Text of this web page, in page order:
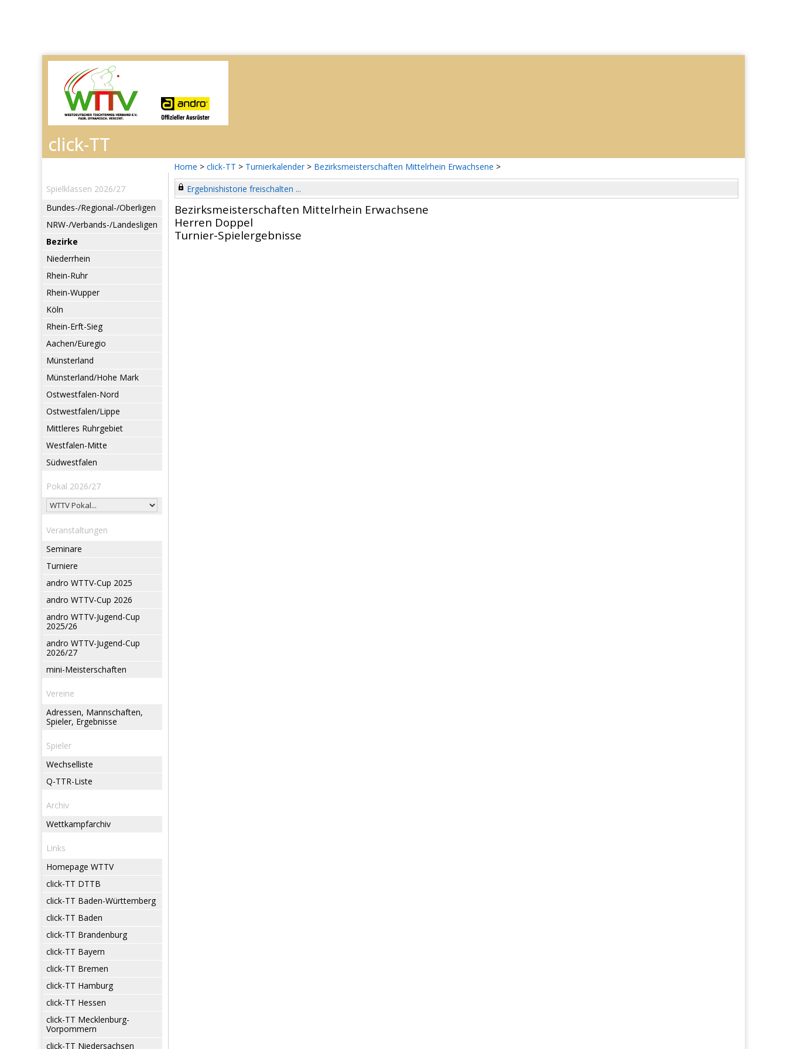
Home > click-TT > Turnierkalender > Bezirksmeisterschaften Mittelrhein Erwachsene >
Spielklassen 2026/27
Bundes-/Regional-/Oberligen
NRW-/Verbands-/Landesligen
Bezirke
Niederrhein
Rhein-Ruhr
Rhein-Wupper
Köln
Rhein-Erft-Sieg
Aachen/Euregio
Münsterland
Münsterland/Hohe Mark
Ostwestfalen-Nord
Ostwestfalen/Lippe
Mittleres Ruhrgebiet
Westfalen-Mitte
Südwestfalen
Pokal 2026/27
Veranstaltungen
Seminare
Turniere
andro WTTV-Cup 2025
andro WTTV-Cup 2026
andro WTTV-Jugend-Cup
2025/26
andro WTTV-Jugend-Cup
2026/27
mini-Meisterschaften
Vereine
Adressen, Mannschaften,
Spieler, Ergebnisse
Spieler
Wechselliste
Q-TTR-Liste
Archiv
Wettkampfarchiv
Links
Homepage WTTV
click-TT DTTB
click-TT Baden-Württemberg
click-TT Baden
click-TT Brandenburg
click-TT Bayern
click-TT Bremen
click-TT Hamburg
click-TT Hessen
click-TT Mecklenburg-
Vorpommern
click-TT Niedersachsen
Ergebnishistorie freischalten ...
Bezirksmeisterschaften Mittelrhein Erwachsene
Herren Doppel
Turnier-Spielergebnisse